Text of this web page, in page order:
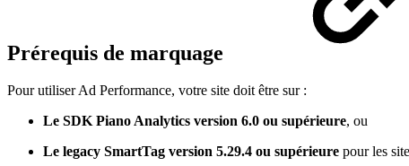
Prérequis de marquage
Pour utiliser Ad Performance, votre site doit être sur :
Le SDK Piano Analytics version 6.0 ou supérieure, ou
Le legacy SmartTag version 5.29.4 ou supérieure pour les